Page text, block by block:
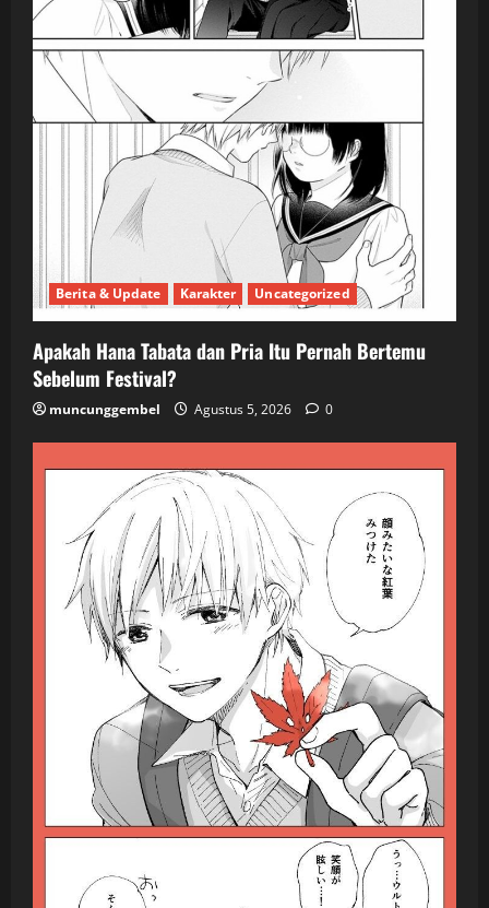
Berita & Update Karakter Uncategorized
Apakah Hana Tabata dan Pria Itu Pernah Bertemu
Sebelum Festival?
muncunggembel Agustus 5, 2026 0